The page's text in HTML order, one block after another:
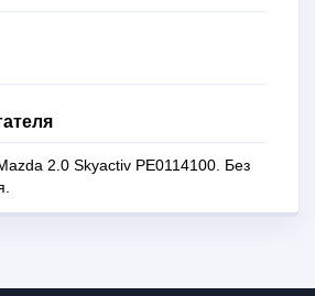
2.0 Skyactiv PE0114100. Без